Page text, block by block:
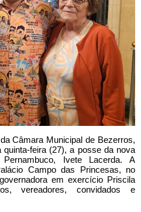
Câmara Municipal de Bezerros,
quinta-feira (27), a posse da nova
Ivete Lacerda. A
Campo das Princesas, no
em exercício Priscila
vereadores, convidados e